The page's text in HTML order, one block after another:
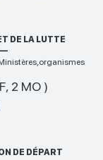
DE LA LUTTE
—
, 2 MO)
DE DÉPART